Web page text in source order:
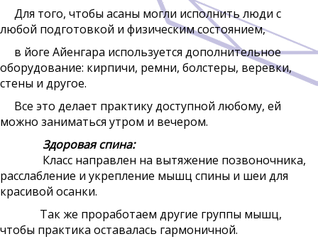
Для того, чтобы асаны могли исполнить люди с
любой подготовкой и физическим состоянием,
в йоге Айенгара используется дополнительное
оборудование: кирпичи, ремни, болстеры, веревки,
стены и другое.
Все это делает практику доступной любому, ей
можно заниматься утром и вечером.
Здоровая спина:
Класс направлен на вытяжение позвоночника,
расслабление и укрепление мышц спины и шеи для
красивой осанки.
Так же проработаем другие группы мышц,
чтобы практика оставалась гармоничной.